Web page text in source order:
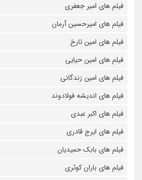
فیلم های امیر جعفری
فیلم های امیرحسین آرمان
فیلم های امین تارخ
فیلم های امین حیایی
فیلم های امین زندگانی
فیلم های اندیشه فولادوند
فیلم های اکبر عبدی
فیلم های ایرج قادری
فیلم های بابک حمیدیان
فیلم های باران کوثری